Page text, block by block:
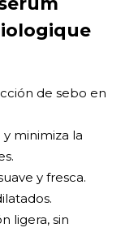
de sebo en
minimiza la
y fresca.
ligera, sin